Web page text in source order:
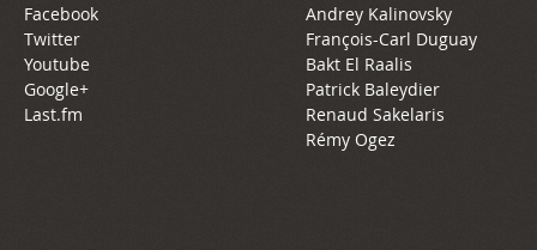
Facebook
Twitter
Youtube
Google+
Last.fm
Andrey Kalinovsky
François-Carl Duguay
Bakt El Raalis
Patrick Baleydier
Renaud Sakelaris
Rémy Ogez